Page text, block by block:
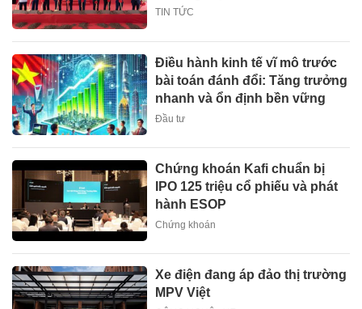
TIN TỨC
Điều hành kinh tế vĩ mô trước
bài toán đánh đổi: Tăng trưởng
nhanh và ổn định bền vững
Đầu tư
Chứng khoán Kafi chuẩn bị
IPO 125 triệu cổ phiếu và phát
hành ESOP
Chứng khoán
Xe điện đang áp đảo thị trường
MPV Việt